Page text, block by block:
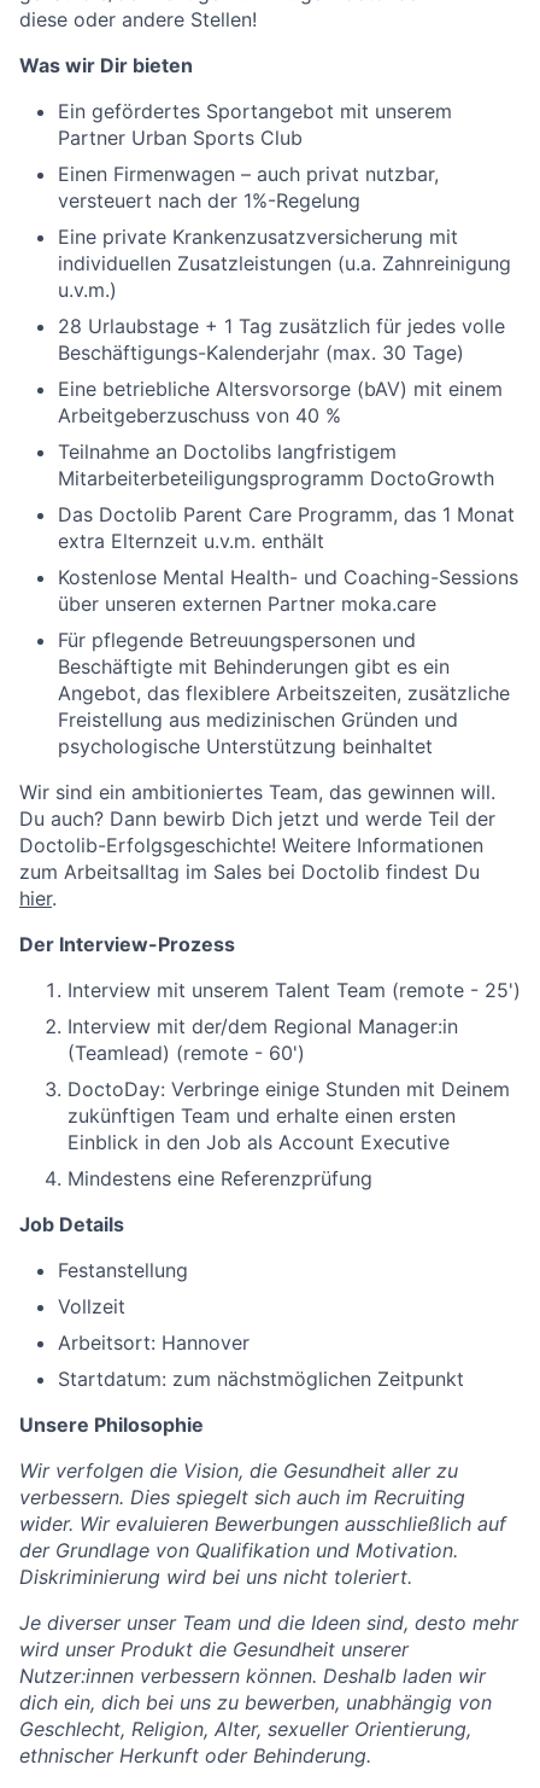
diese oder andere Stellen!
Was wir Dir bieten
Ein gefördertes Sportangebot mit unserem
Partner Urban Sports Club
Einen Firmenwagen – auch privat nutzbar,
versteuert nach der 1%-Regelung
Eine private Krankenzusatzversicherung mit
individuellen Zusatzleistungen (u.a. Zahnreinigung
u.v.m.)
28 Urlaubstage + 1 Tag zusätzlich für jedes volle
Beschäftigungs-Kalenderjahr (max. 30 Tage)
Eine betriebliche Altersvorsorge (bAV) mit einem
Arbeitgeberzuschuss von 40 %
Teilnahme an Doctolibs langfristigem
Mitarbeiterbeteiligungsprogramm DoctoGrowth
Das Doctolib Parent Care Programm, das 1 Monat
extra Elternzeit u.v.m. enthält
Kostenlose Mental Health- und Coaching-Sessions
über unseren externen Partner moka.care
Für pflegende Betreuungspersonen und
Beschäftigte mit Behinderungen gibt es ein
Angebot, das flexiblere Arbeitszeiten, zusätzliche
Freistellung aus medizinischen Gründen und
psychologische Unterstützung beinhaltet
Wir sind ein ambitioniertes Team, das gewinnen will.
Du auch? Dann bewirb Dich jetzt und werde Teil der
Doctolib-Erfolgsgeschichte! Weitere Informationen
zum Arbeitsalltag im Sales bei Doctolib findest Du
hier.
Der Interview-Prozess
Interview mit unserem Talent Team (remote - 25')
Interview mit der/dem Regional Manager:in
(Teamlead) (remote - 60')
DoctoDay: Verbringe einige Stunden mit Deinem
zukünftigen Team und erhalte einen ersten
Einblick in den Job als Account Executive
Mindestens eine Referenzprüfung
Job Details
Festanstellung
Vollzeit
Arbeitsort: Hannover
Startdatum: zum nächstmöglichen Zeitpunkt
Unsere Philosophie
Wir verfolgen die Vision, die Gesundheit aller zu
verbessern. Dies spiegelt sich auch im Recruiting
wider. Wir evaluieren Bewerbungen ausschließlich auf
der Grundlage von Qualifikation und Motivation.
Diskriminierung wird bei uns nicht toleriert.
Je diverser unser Team und die Ideen sind, desto mehr
wird unser Produkt die Gesundheit unserer
Nutzer:innen verbessern können. Deshalb laden wir
dich ein, dich bei uns zu bewerben, unabhängig von
Geschlecht, Religion, Alter, sexueller Orientierung,
ethnischer Herkunft oder Behinderung.